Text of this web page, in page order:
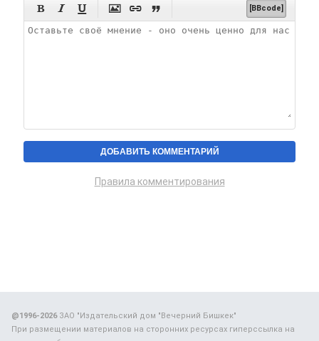
      [BBcode]
Правила комментирования
@1996-2026ЗАО "Издательский дом "Вечерний Бишкек"
При размещении материалов на сторонних ресурсах гиперссылка на